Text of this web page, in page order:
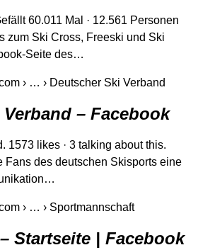
60.011 Mal · 12.561 Personen
zum Ski Cross, Freeski und Ski
Seite des…
› … › Deutscher Ski Verband
– Facebook
1573 likes · 3 talking about this.
Fans des deutschen Skisports eine
› … › Sportmannschaft
Startseite | Facebook